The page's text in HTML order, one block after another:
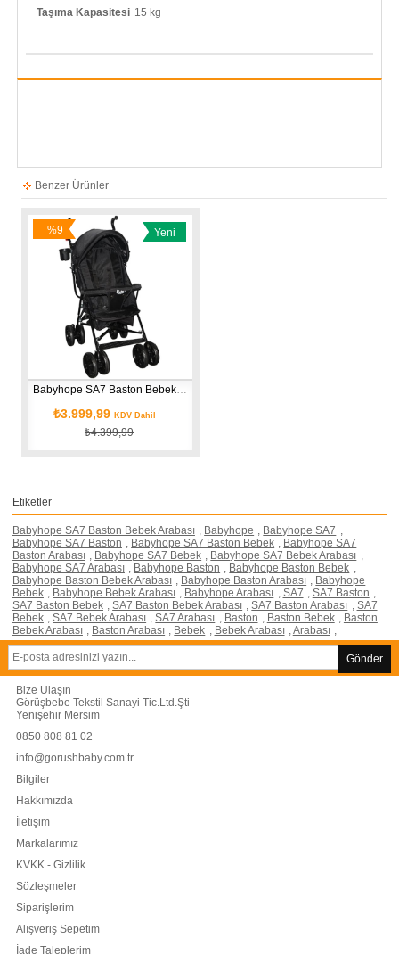
Taşıma Kapasitesi 15 kg
Benzer Ürünler
Babyhope SA7 Baston Bebek Arabası Siyah
₺3.999,99KDV Dahil
₺4.399,99
%9
İndirim
Yeni
Etiketler
Babyhope SA7 Baston Bebek Arabası , Babyhope , Babyhope SA7 ,
Babyhope SA7 Baston , Babyhope SA7 Baston Bebek , Babyhope SA7
Baston Arabası , Babyhope SA7 Bebek , Babyhope SA7 Bebek Arabası ,
Babyhope SA7 Arabası , Babyhope Baston , Babyhope Baston Bebek ,
Babyhope Baston Bebek Arabası , Babyhope Baston Arabası , Babyhope
Bebek , Babyhope Bebek Arabası , Babyhope Arabası , SA7 , SA7 Baston ,
SA7 Baston Bebek , SA7 Baston Bebek Arabası , SA7 Baston Arabası , SA7
Bebek , SA7 Bebek Arabası , SA7 Arabası , Baston , Baston Bebek , Baston
Bebek Arabası , Baston Arabası , Bebek , Bebek Arabası ,Arabası ,
Gönder
Bize Ulaşın
Görüşbebe Tekstil Sanayi Tic.Ltd.Şti
Yenişehir Mersim
0850 808 81 02
info@gorushbaby.com.tr
Bilgiler
Hakkımızda
İletişim
Markalarımız
KVKK - Gizlilik
Sözleşmeler
Siparişlerim
Alışveriş Sepetim
İade Taleplerim